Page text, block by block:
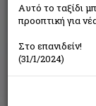
Αυτό το ταξίδι
προοπτική για
Στο επανιδείν!
(31/1/2024)